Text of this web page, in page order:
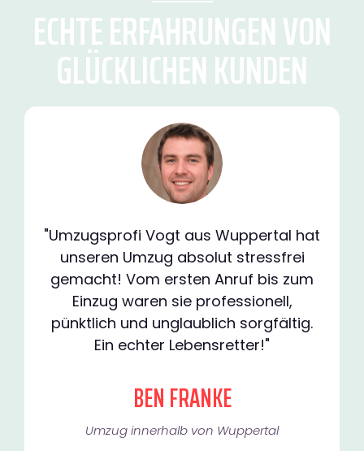
ECHTE ERFAHRUNGEN VON
GLÜCKLICHEN KUNDEN
"Umzugsprofi Vogt aus Wuppertal hat
unseren Umzug absolut stressfrei
gemacht! Vom ersten Anruf bis zum
Einzug waren sie professionell,
pünktlich und unglaublich sorgfältig.
Ein echter Lebensretter!"
BEN FRANKE
Umzug innerhalb von Wuppertal​